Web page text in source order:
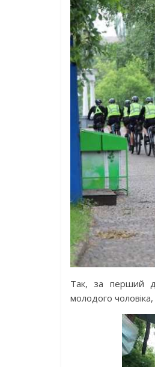
Так, за перший
молодого